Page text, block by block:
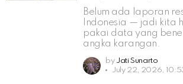
Belum ada laporan
Indonesia — jadi kita
pakai data yang
angka karangan.
by Jati Sunarto
July 22, 2026,